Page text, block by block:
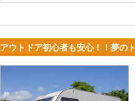
アウトドア初心者も安心！！夢の